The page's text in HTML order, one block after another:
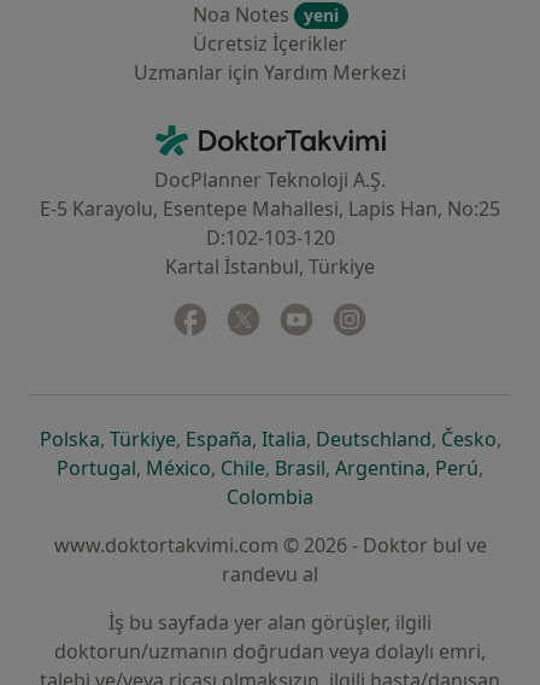
Noa Notes
yeni
Ücretsiz İçerikler
Uzmanlar için Yardım Merkezi
DoktorTakvimi - Ana Sayfa
DocPlanner Teknoloji A.Ş.
E-5 Karayolu, Esentepe Mahallesi, Lapis Han, No:25
D:102-103-120
Kartal İstanbul, Türkiye
Facebook
yeni bir sekmede açılır
Twitter
yeni bir sekmede açılır
Youtube
yeni bir sekmede açılır
Polskayeni bir sekmede açılır
, Türkiyeyeni bir sekmede açılır
, Españayeni bir sekmede açılır
, Italiayeni bir sekmede açılır
, Deutschlandyeni bir
, Českoyeni
,
Portugalyeni bir sekmede açılır
, Méxicoyeni bir sekmede açılır
, Chileyeni bir sekmede açılır
, Brasilyeni bir sekmede açılır
, Argentinayeni bir
, Perúyeni
,
Colombia
www.doktortakvimi.com © 2026 - Doktor bul ve
randevu al
İş bu sayfada yer alan görüşler, ilgili
doktorun/uzmanın doğrudan veya dolaylı emri,